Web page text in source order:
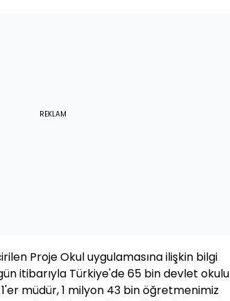
REKLAM
Proje Okul uygulamasına ilişkin bilgi
itibarıyla Türkiye'de 65 bin devlet okulu
müdür, 1 milyon 43 bin öğretmenimiz